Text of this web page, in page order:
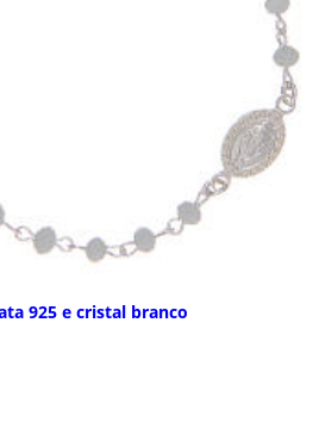
925 e cristal branco